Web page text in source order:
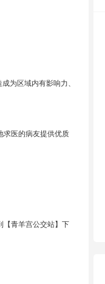
为区域内有影响力、
求医的病友提供优质
【青羊宫公交站】下